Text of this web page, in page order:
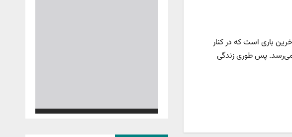
باری است که در کنار
می‌رسد. پس طوری زندگی